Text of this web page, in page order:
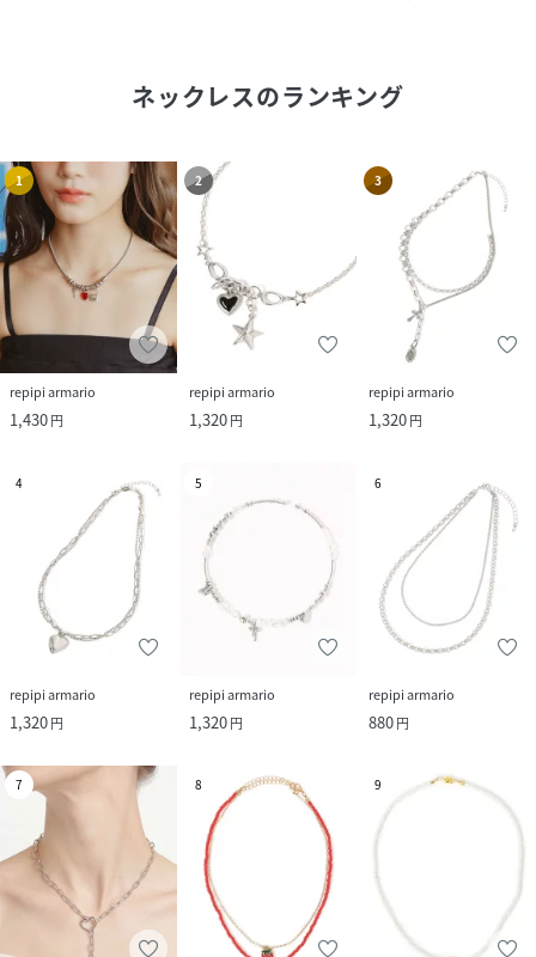
ネックレスのランキング
1
repipi armario
1,430円
2
repipi armario
1,320円
3
repipi armario
1,320円
4
repipi armario
1,320円
5
repipi armario
1,320円
6
repipi armario
880円
7 8 9